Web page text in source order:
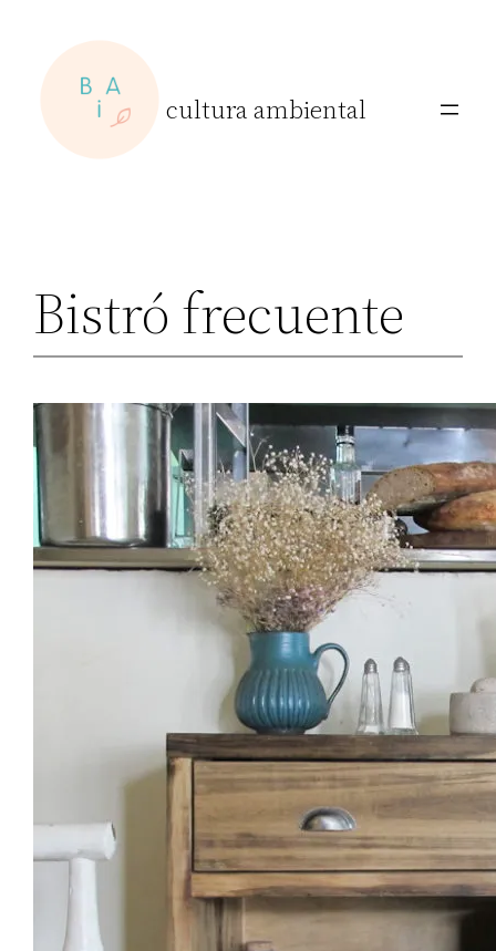
content
cultura ambiental
Bistró frecuente